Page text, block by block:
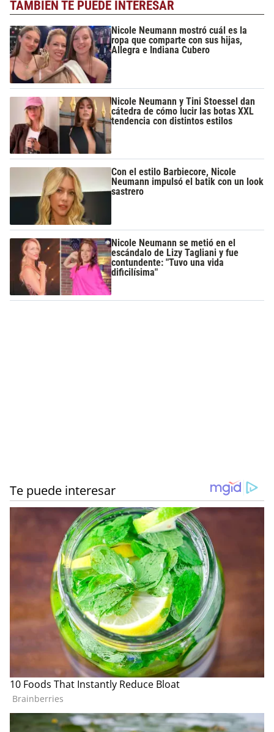
TAMBIÉN TE PUEDE INTERESAR
Nicole Neumann mostró cuál es la
ropa que comparte con sus hijas,
Allegra e Indiana Cubero
Nicole Neumann y Tini Stoessel dan
cátedra de cómo lucir las botas XXL
tendencia con distintos estilos
Con el estilo Barbiecore, Nicole
Neumann impulsó el batik con un look
sastrero
Nicole Neumann se metió en el
escándalo de Lizy Tagliani y fue
contundente: "Tuvo una vida
dificilísima"